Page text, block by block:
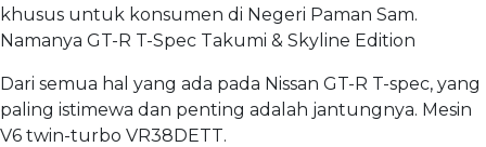
khusus untuk konsumen di Negeri Paman Sam.
Namanya GT-R T-Spec Takumi & Skyline Edition
Dari semua hal yang ada pada Nissan GT-R T-spec, yang
paling istimewa dan penting adalah jantungnya. Mesin
V6 twin-turbo VR38DETT.